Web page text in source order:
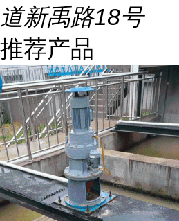
道新禹路18号
推荐产品